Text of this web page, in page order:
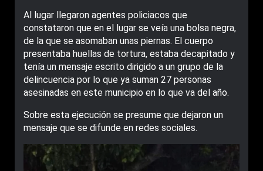
Al lugar llegaron agentes policiacos que
constataron que en el lugar se veía una bolsa negra,
de la que se asomaban unas piernas. El cuerpo
presentaba huellas de tortura, estaba decapitado y
tenía un mensaje escrito dirigido a un grupo de la
delincuencia por lo que ya suman 27 personas
asesinadas en este municipio en lo que va del año.
Sobre esta ejecución se presume que dejaron un
mensaje que se difunde en redes sociales.